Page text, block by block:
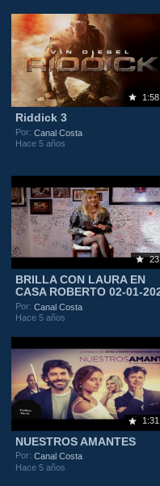
Riddick 3
Por:Canal Costa
Hace 5 años
BRILLA CON LAURA EN
CASA ROBERTO 02-01-
Por:Canal Costa
Hace 5 años
NUESTROS AMANTES
Por:Canal Costa
Hace 5 años